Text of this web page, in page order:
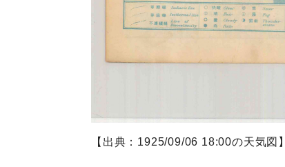
【出典：1925/09/06 18:00の天気図】